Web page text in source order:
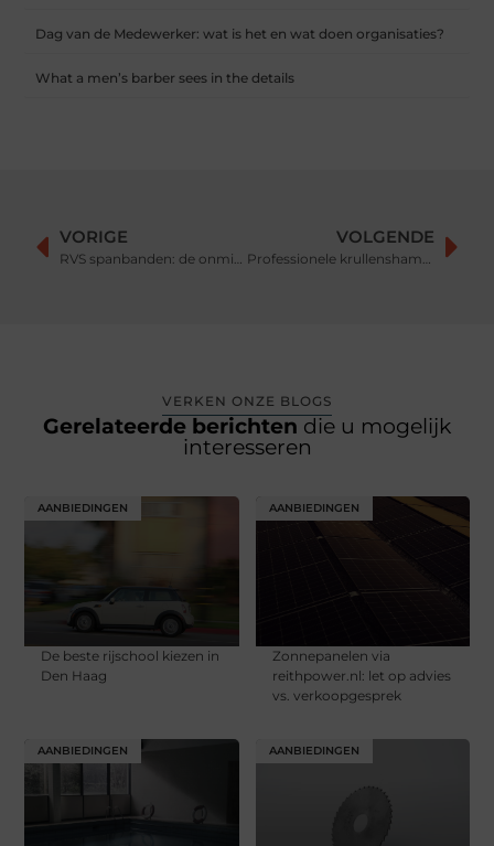
Dag van de Medewerker: wat is het en wat doen organisaties?
What a men’s barber sees in the details
VORIGE
RVS spanbanden: de onmisbare schakel in veilig transport
VOLGENDE
Professionele krullenshampoo voor kappers
VERKEN ONZE BLOGS
Gerelateerde berichten die u mogelijk
interesseren
AANBIEDINGEN
De beste rijschool kiezen in
Den Haag
AANBIEDINGEN
Zonnepanelen via
reithpower.nl: let op advies
vs. verkoopgesprek
AANBIEDINGEN AANBIEDINGEN